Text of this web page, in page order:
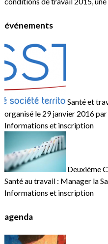
événements
Santé et
organisé le 29 janvier 2016
Informations et inscription
Deuxième
Santé au travail : Manager la
Informations et inscription
agenda